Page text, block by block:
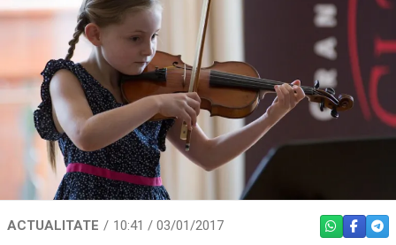
ACTUALITATE 10:41 / 03/01/2017 WHATSAPP